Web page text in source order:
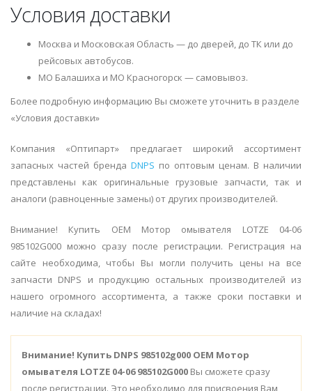
Условия доставки
Москва и Московская Область — до дверей, до ТК или до
рейсовых автобусов.
МО Балашиха и МО Красногорск — самовывоз.
Более подробную информацию Вы сможете уточнить в разделе
«Условия доставки»
Компания «Оптипарт» предлагает широкий ассортимент
запасных частей бренда DNPS по оптовым ценам. В наличии
представлены как оригинальные грузовые запчасти, так и
аналоги (равноценные замены) от других производителей.
Внимание! Купить OEM Мотор омывателя LOTZE 04-06
985102G000 можно сразу после регистрации. Регистрация на
сайте необходима, чтобы Вы могли получить цены на все
запчасти DNPS и продукцию остальных производителей из
нашего огромного ассортимента, а также сроки поставки и
наличие на складах!
Внимание! Купить DNPS 985102g000 OEM Мотор
омывателя LOTZE 04-06 985102G000 Вы сможете сразу